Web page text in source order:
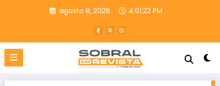
agosto 8, 2026 4:01:23 PM